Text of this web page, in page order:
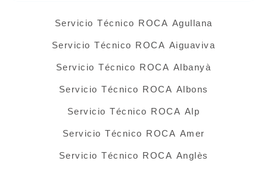
Servicio Técnico ROCA Agullana
Servicio Técnico ROCA Aiguaviva
Servicio Técnico ROCA Albanyà
Servicio Técnico ROCA Albons
Servicio Técnico ROCA Alp
Servicio Técnico ROCA Amer
Servicio Técnico ROCA Anglès